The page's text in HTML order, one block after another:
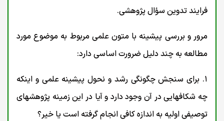
فرایند تدوین سؤال پژوهشی.
مرور و بررسی پیشینه با متون علمی مربوط به موضوع مورد
مطالعه به چند دلیل ضرورت اساسی دارد:
١. برای سنجش چگونگی رشد و نحول پیشینه علمی و اینکه
چه شکافهایی در آن وجود دارد و آیا در این زمینه پژوهشهای
توصیفی اولیه به اندازه کافی انجام گرفته است یا خیر؟